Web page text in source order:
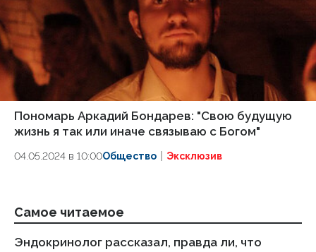
Пономарь Аркадий Бондарев: "Свою будущую
жизнь я так или иначе связываю с Богом"
04.05.2024 в 10:00Общество Эксклюзив
Самое читаемое
Эндокринолог рассказал, правда ли, что